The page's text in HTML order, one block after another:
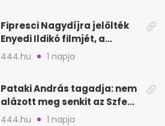
Fipresci Nagydíjra jelölték
Enyedi Ildikó filmjét, a
Csendes barátot
444.hu 1 napja
Pataki András tagadja: nem
alázott meg senkit az Szfe
felvételijén
444.hu 1 napja